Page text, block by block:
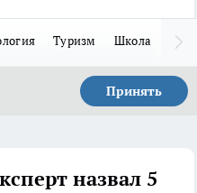
Туризм Школа
Принять
назвал 5